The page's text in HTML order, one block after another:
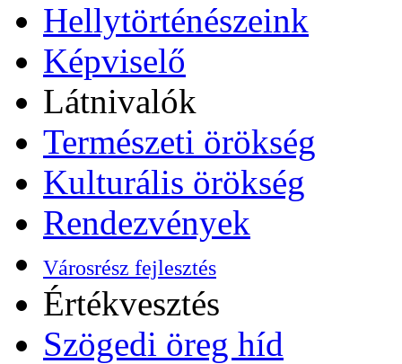
Hellytörténészeink
Képviselő
Látnivalók
Természeti örökség
Kulturális örökség
Rendezvények
Városrész fejlesztés
Értékvesztés
Szögedi öreg híd